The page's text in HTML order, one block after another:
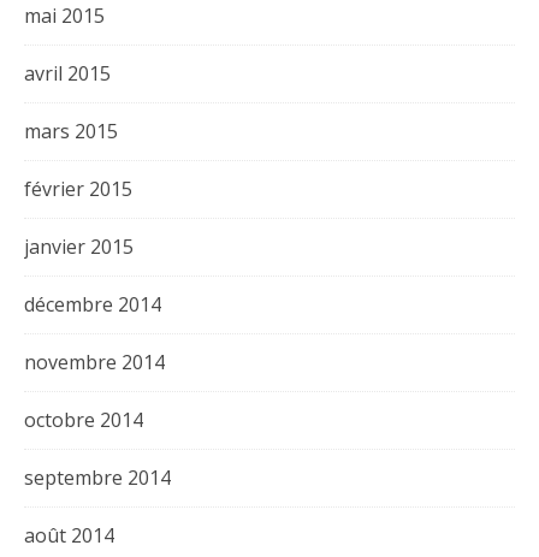
mai 2015
avril 2015
mars 2015
février 2015
janvier 2015
décembre 2014
novembre 2014
octobre 2014
septembre 2014
août 2014